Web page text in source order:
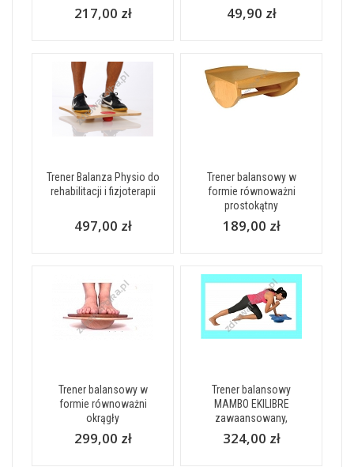
217,00 zł 49,90 zł
Trener Balanza Physio do
rehabilitacji i fizjoterapii
497,00 zł
Trener balansowy w
formie równoważni
prostokątny
189,00 zł
Trener balansowy w
formie równoważni
okrągły
299,00 zł
Trener balansowy
MAMBO EKILIBRE
zawaansowany,
324,00 zł